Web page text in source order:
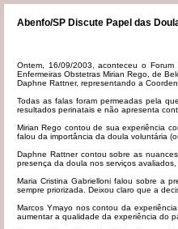
Abenfo/SP Discute Papel das
Ontem, 16/09/2003, aconteceu o
Enfermeiras Obstetras Mirian Rego, de
Daphne Rattner, representando a
Todas as falas foram permeadas pela
resultados perinatais e não apresenta
Mirian Rego contou de sua experiência
falou da importância da doula voluntária
Daphne Rattner contou sobre as
presença da doula nos serviços
Maria Cristina Gabrielloni falou sobre a
sempre priorizada. Deixou claro que a
Marcos Ymayo nos contou da
aumentar a qualidade da experiência do